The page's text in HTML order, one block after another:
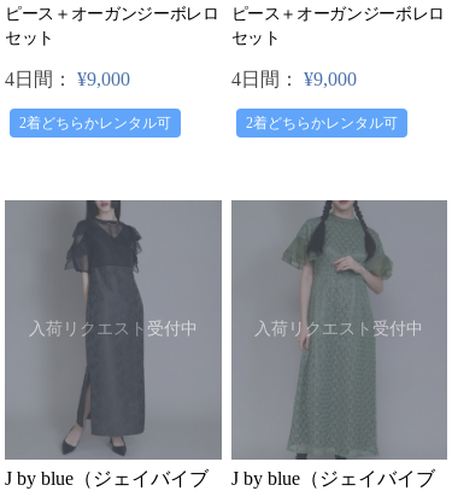
ピース＋オーガンジーボレロ
セット
4日間： ¥9,000
2着どちらかレンタル可
ピース＋オーガンジーボレロ
セット
4日間： ¥9,000
2着どちらかレンタル可
入荷リクエスト受付中
J by blue（ジェイバイブ
入荷リクエスト受付中
J by blue（ジェイバイブ